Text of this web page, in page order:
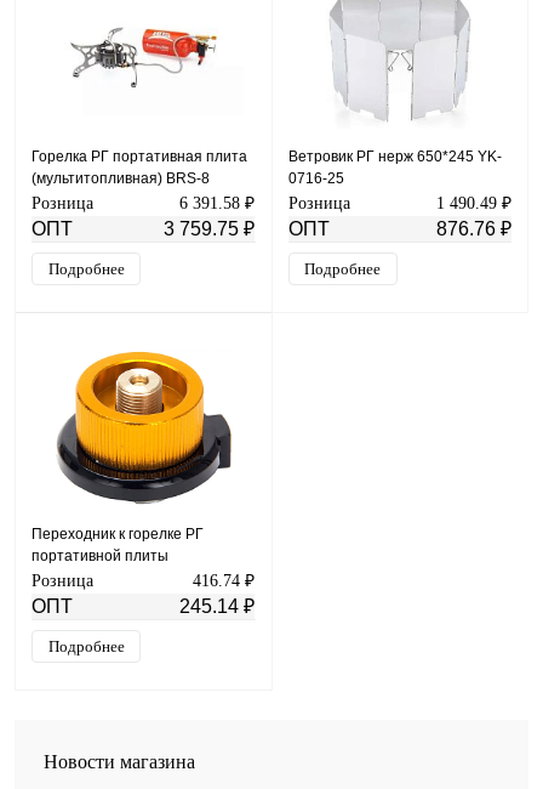
Горелка РГ портативная плита
(мультитопливная) BRS-8
Розница 6 391.58 ₽
ОПТ 3 759.75 ₽
Подробнее
Ветровик РГ нерж 650*245 YK-
0716-25
Розница 1 490.49 ₽
ОПТ 876.76 ₽
Подробнее
Переходник к горелке РГ
портативной плиты
(мультитопливной) BRS-8 YK-
0707-61
Розница 416.74 ₽
ОПТ 245.14 ₽
Подробнее
Новости магазина